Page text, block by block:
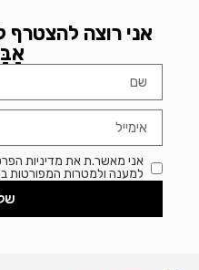
אני רוצה
אני מאשר.ת את מדיניות
למענה ולמטרות המפורטות